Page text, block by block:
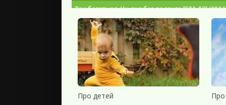
Три богатыря. Ни дня без подвига [S01-02] (2024-
Богатырев А. В. - Энциклопедия Эркюля Пуаро
Кирилл Королев - Богатыри земли Русской (2025)
Три богатыря. Ни дня без подвига 2 [S02] (2025)
Три богатыря и Пуп Земли (2023) WEB-DL 1080p
Юлия Каштанова - Финист. Первый богатырь
Про детей Про